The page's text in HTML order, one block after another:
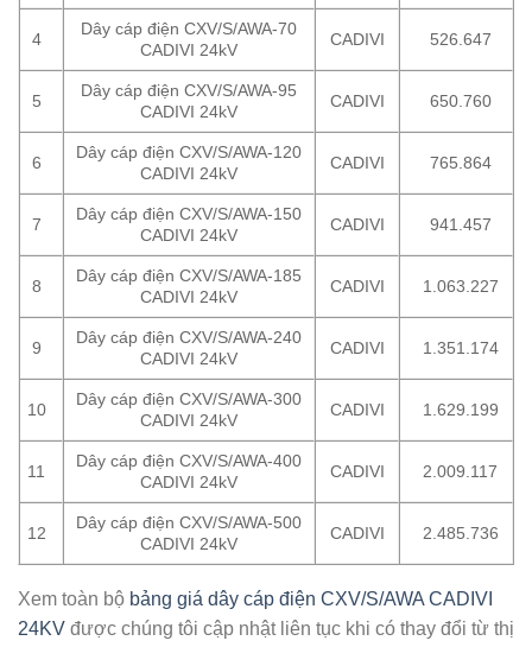
4
Dây cáp điện CXV/S/AWA-70
CADIVI 24kV
CADIVI 526.647
5
Dây cáp điện CXV/S/AWA-95
CADIVI 24kV
CADIVI 650.760
6
Dây cáp điện CXV/S/AWA-120
CADIVI 24kV
CADIVI 765.864
7
Dây cáp điện CXV/S/AWA-150
CADIVI 24kV
CADIVI 941.457
8
Dây cáp điện CXV/S/AWA-185
CADIVI 24kV
CADIVI 1.063.227
9
Dây cáp điện CXV/S/AWA-240
CADIVI 24kV
CADIVI 1.351.174
10
Dây cáp điện CXV/S/AWA-300
CADIVI 24kV
CADIVI 1.629.199
11
Dây cáp điện CXV/S/AWA-400
CADIVI 24kV
CADIVI 2.009.117
12
Dây cáp điện CXV/S/AWA-500
CADIVI 24kV
CADIVI 2.485.736
Xem toàn bộ bảng giá dây cáp điện CXV/S/AWA CADIVI
24KV được chúng tôi cập nhật liên tục khi có thay đổi từ thị